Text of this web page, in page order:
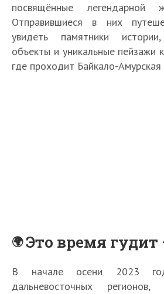
посвящённые легендарной
Отправившиеся в них
увидеть памятники истории,
объекты и уникальные пейзажи
где проходит Байкало-Амурская
Это время
В начале осени 2023
дальневосточных